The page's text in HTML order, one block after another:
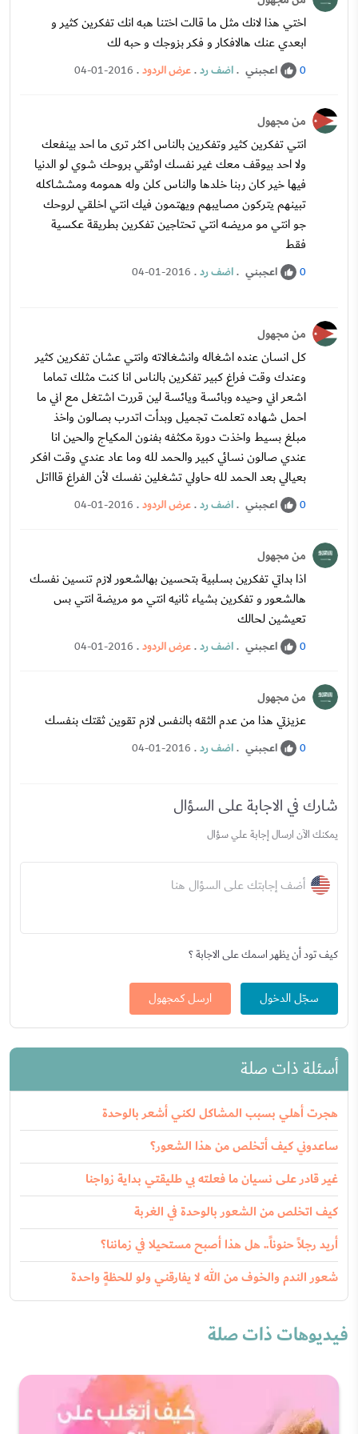
اختي هذا لانك مثل ما قالت اختنا هبه انك تفكرين كثير و
ابعدي عنك هالافكار و فكر بزوجك و حبه لك
0 اعجبني .اضف رد.عرض الردود.
04-01-2016
من مجهول
انتي تفكرين كثير وتفكرين بالناس اكثر ترى ما احد بينفعك
ولا احد بيوقف معك غير نفسك اوثقي بروحك شوي لو الدنيا
فيها خير كان ربنا خلدها والناس كلن وله همومه ومششاكله
تبينهم يتركون مصايبهم ويهتمون فيك انتي اخلقي لروحك
جو انتي مو مريضه انتي تحتاجين تفكرين بطريقة عكسية
فقط
0 اعجبني .اضف رد.
04-01-2016
من مجهول
كل انسان عنده اشغاله وانشغالاته وانتي عشان تفكرين كثير
وعندك وقت فراغ كبير تفكرين بالناس انا كنت مثلك تماما
اشعر اني وحيده وبائسة ويائسة لين قررت اشتغل مع اني ما
احمل شهاده تعلمت تجميل وبدأت اتدرب بصالون واخذ
مبلغ بسيط واخذت دورة مكثفه بفنون المكياج والحين انا
عندي صالون نسائي كبير والحمد لله وما عاد عندي وقت افكر
بعيالي بعد الحمد لله حاولي تشغلين نفسك لأن الفراغ قاااتل
0 اعجبني .اضف رد.عرض الردود.
04-01-2016
من مجهول
اذا بداتي تفكرين بسلبية بتحسين بهالشعور لازم تنسين نفسك
هالشعور و تفكرين بشياء ثانيه انتي مو مريضة انتي بس
تعيشين لحالك
0 اعجبني .اضف رد.عرض الردود.
04-01-2016
من مجهول
عزيزتي هذا من عدم الثقه بالنفس لازم تقوين ثقتك بنفسك
0 اعجبني .اضف رد.
04-01-2016
شارك في الاجابة على السؤال
يمكنك الآن ارسال إجابة علي سؤال
أضف إجابتك على السؤال هنا
كيف تود أن يظهر اسمك على الاجابة ؟
سجّل الدخول ارسل كمجهول
أسئلة ذات صلة
هجرت أهلي بسبب المشاكل لكني أشعر بالوحدة
ساعدوني كيف أتخلص من هذا الشعور؟
غير قادر على نسيان ما فعلته بي طليقتي بداية زواجنا
كيف اتخلص من الشعور بالوحدة في الغربة
أريد رجلاً حنوناً.. هل هذا أصبح مستحيلا في زماننا؟
شعور الندم والخوف من الله لا يفارقني ولو للحظةٍ واحدة
فيديوهات ذات صلة